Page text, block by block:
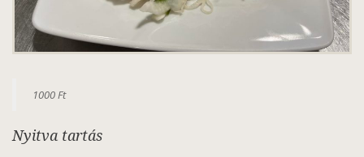
1000 Ft
Nyitva tartás